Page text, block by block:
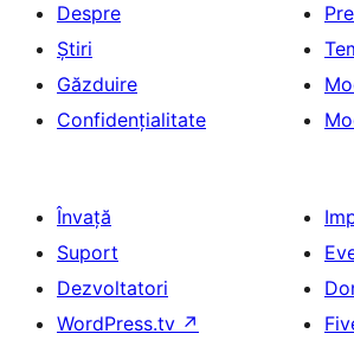
Despre
Știri
Găzduire
Confidențialitate
Învață
Suport
Dezvoltatori
WordPress.tv ↗